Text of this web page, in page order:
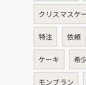
クリスマスケ
特注 依頼
ケーキ 希
モンブラン